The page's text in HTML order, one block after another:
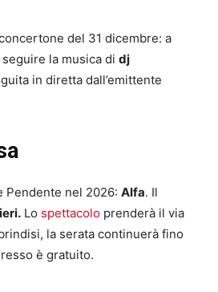
del 31 dicembre: a
seguire la musica di dj
in diretta dall’emittente
Pendente nel 2026: Alfa. Il
Lo spettacolo prenderà il via
la serata continuerà fino
è gratuito.